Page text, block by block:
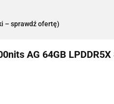
– sprawdź ofertę)
AG 64GB LPDDR5X